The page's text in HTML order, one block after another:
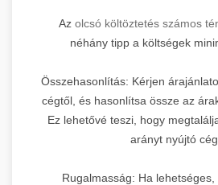
Az olcsó költöztetés számos
néhány tipp a költségek
Összehasonlítás: Kérjen
cégtől, és hasonlítsa össze az
Ez lehetővé teszi, hogy
arányt nyújtó
Rugalmasság: Ha